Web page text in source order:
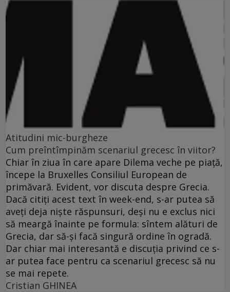
Atitudini mic-burgheze
Cum preîntîmpinăm scenariul grecesc în viitor?
Chiar în ziua în care apare Dilema veche pe piaţă,
începe la Bruxelles Consiliul European de
primăvară. Evident, vor discuta despre Grecia.
Dacă citiţi acest text în week-end, s-ar putea să
aveţi deja nişte răspunsuri, deşi nu e exclus nici
să meargă înainte pe formula: sîntem alături de
Grecia, dar să-şi facă singură ordine în ogradă.
Dar chiar mai interesantă e discuţia privind ce s-
ar putea face pentru ca scenariul grecesc să nu
se mai repete.
Cristian GHINEA